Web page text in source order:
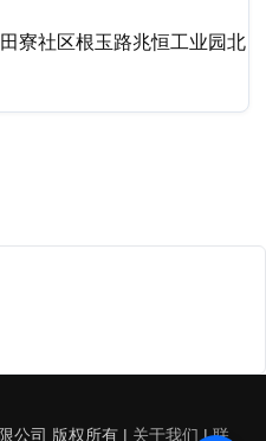
寮社区根玉路兆恒工业园北
公司 版权所有 | 关于我们|联